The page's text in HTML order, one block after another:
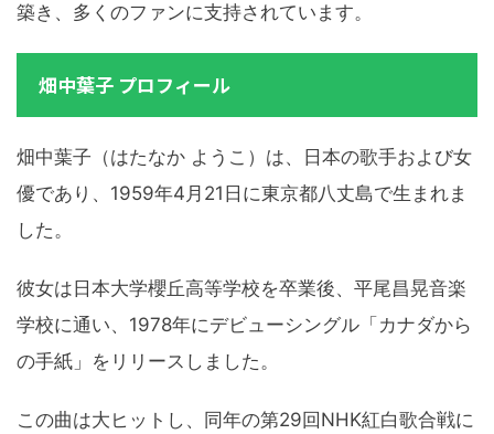
築き、多くのファンに支持されています。
畑中葉子 プロフィール
畑中葉子（はたなか ようこ）は、日本の歌手および女
優であり、1959年4月21日に東京都八丈島で生まれま
した。
彼女は日本大学櫻丘高等学校を卒業後、平尾昌晃音楽
学校に通い、1978年にデビューシングル「カナダから
の手紙」をリリースしました。
この曲は大ヒットし、同年の第29回NHK紅白歌合戦に